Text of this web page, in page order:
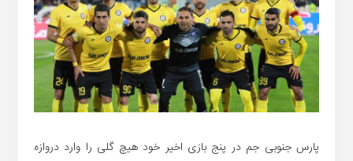
پارس جنوبی جم در پنج بازی اخیر خود هیچ گلی را وارد دروازه